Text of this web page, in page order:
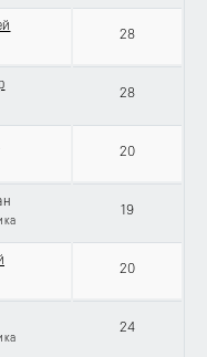
28
28
20
19
20
24